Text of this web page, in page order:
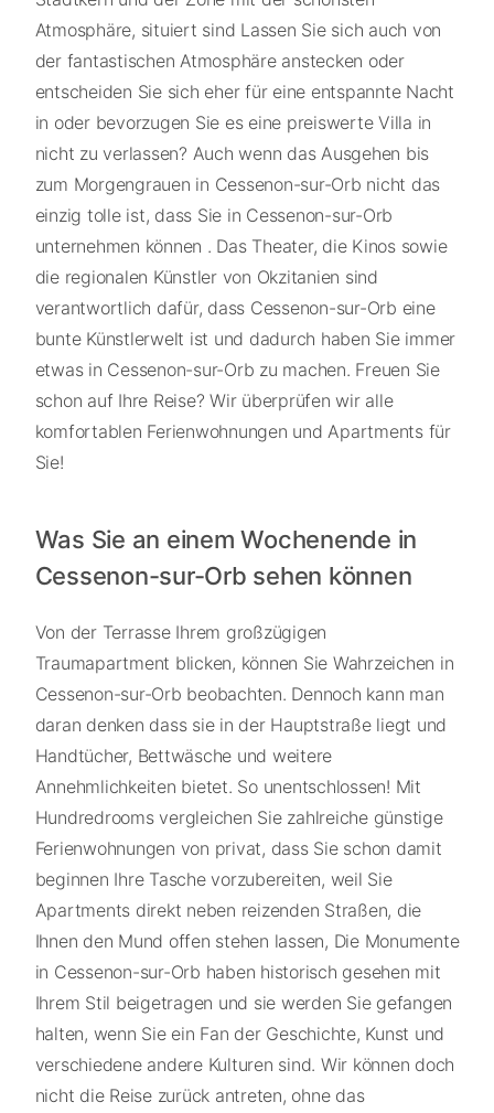
Atmosphäre, situiert sind Lassen Sie sich auch von
der fantastischen Atmosphäre anstecken oder
entscheiden Sie sich eher für eine entspannte Nacht
in oder bevorzugen Sie es eine preiswerte Villa in
nicht zu verlassen? Auch wenn das Ausgehen bis
zum Morgengrauen in Cessenon-sur-Orb nicht das
einzig tolle ist, dass Sie in Cessenon-sur-Orb
unternehmen können . Das Theater, die Kinos sowie
die regionalen Künstler von Okzitanien sind
verantwortlich dafür, dass Cessenon-sur-Orb eine
bunte Künstlerwelt ist und dadurch haben Sie immer
etwas in Cessenon-sur-Orb zu machen. Freuen Sie
schon auf Ihre Reise? Wir überprüfen wir alle
komfortablen Ferienwohnungen und Apartments für
Sie!
Was Sie an einem Wochenende in
Cessenon-sur-Orb sehen können
Von der Terrasse Ihrem großzügigen
Traumapartment blicken, können Sie Wahrzeichen in
Cessenon-sur-Orb beobachten. Dennoch kann man
daran denken dass sie in der Hauptstraße liegt und
Handtücher, Bettwäsche und weitere
Annehmlichkeiten bietet. So unentschlossen! Mit
Hundredrooms vergleichen Sie zahlreiche günstige
Ferienwohnungen von privat, dass Sie schon damit
beginnen Ihre Tasche vorzubereiten, weil Sie
Apartments direkt neben reizenden Straßen, die
Ihnen den Mund offen stehen lassen, Die Monumente
in Cessenon-sur-Orb haben historisch gesehen mit
Ihrem Stil beigetragen und sie werden Sie gefangen
halten, wenn Sie ein Fan der Geschichte, Kunst und
verschiedene andere Kulturen sind. Wir können doch
nicht die Reise zurück antreten, ohne das